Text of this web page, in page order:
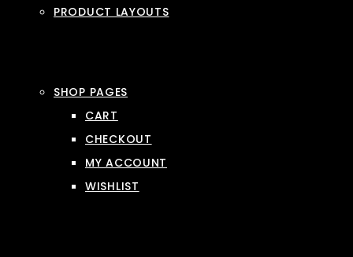
PRODUCT LAYOUTS
SHOP PAGES
CART
CHECKOUT
MY ACCOUNT
WISHLIST